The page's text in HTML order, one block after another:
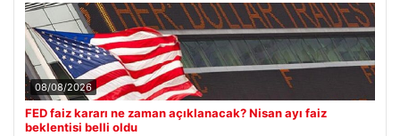
08/08/2026
FED faiz kararı ne zaman açıklanacak? Nisan ayı faiz
beklentisi belli oldu